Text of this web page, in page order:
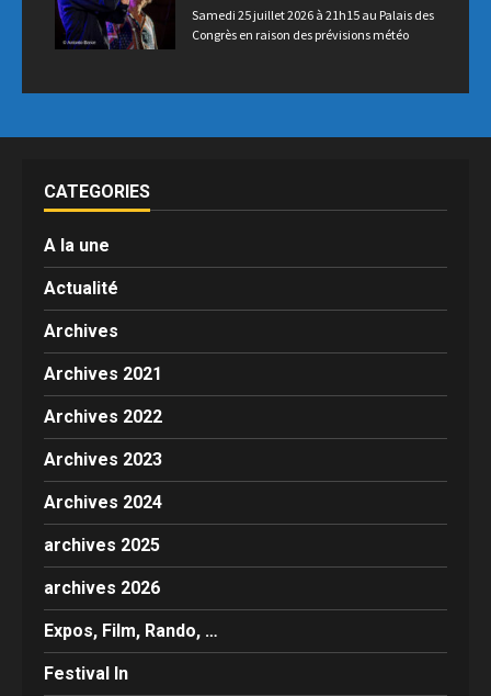
Samedi 25 juillet 2026 à 21h15 au Palais des
Congrès en raison des prévisions météo
CATEGORIES
A la une
Actualité
Archives
Archives 2021
Archives 2022
Archives 2023
Archives 2024
archives 2025
archives 2026
Expos, Film, Rando, …
Festival In